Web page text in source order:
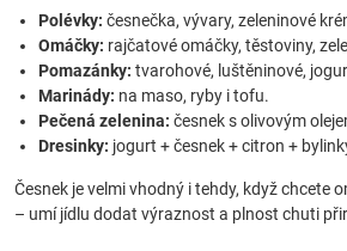
Polévky: česnečka, vývary, zeleninové
Omáčky: rajčatové omáčky, těstoviny,
Pomazánky: tvarohové, luštěninové,
Marinády: na maso, ryby i tofu.
Pečená zelenina: česnek s olivovým
Dresinky: jogurt + česnek + citron +
Česnek je velmi vhodný i tehdy, když chcete
– umí jídlu dodat výraznost a plnost chuti